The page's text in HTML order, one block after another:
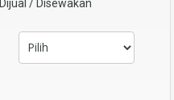
Dijual / Disewakan